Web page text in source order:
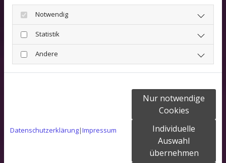
Können körperliche und seelische Zustände
verbessert werden
Kann der Leidensdruck gesenkt werden
Kann eine Schmerzlinderung erfolgen
Je nach Krankheitsbild werden unterschiedliche
Einzelmaßnahmen der Ergotherapie individuell auf den
Patienten angepasst, zusammengestellt.
Notwendig
Statistik
Andere
Datenschutzerklärung|Impressum
Nur notwendige
Cookies
Individuelle
Auswahl
übernehmen